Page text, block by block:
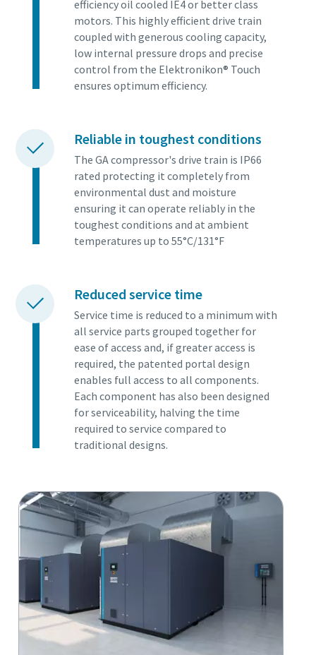
efficiency oil cooled IE4 or better class
motors. This highly efficient drive train
coupled with generous cooling capacity,
low internal pressure drops and precise
control from the Elektronikon® Touch
ensures optimum efficiency.
Reliable in toughest conditions
The GA compressor's drive train is IP66
rated protecting it completely from
environmental dust and moisture
ensuring it can operate reliably in the
toughest conditions and at ambient
temperatures up to 55°C/131°F
Reduced service time
Service time is reduced to a minimum with
all service parts grouped together for
ease of access and, if greater access is
required, the patented portal design
enables full access to all components.
Each component has also been designed
for serviceability, halving the time
required to service compared to
traditional designs.